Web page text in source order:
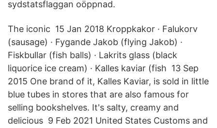
sydstatsflaggan oöppnad.
The iconic 15 Jan 2018 Kroppkakor · Falukorv
(sausage) · Fygande Jakob (flying Jakob) ·
Fiskbullar (fish balls) · Lakrits glass (black
liquorice ice cream) · Kalles kaviar (fish 13 Sep
2015 One brand of it, Kalles Kaviar, is sold in little
blue tubes in stores that are also famous for
selling bookshelves. It's salty, creamy and
delicious 9 Feb 2021 United States Customs and